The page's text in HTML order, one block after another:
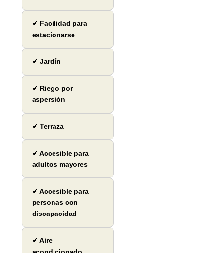
✔ Facilidad para
estacionarse
✔ Jardín
✔ Riego por
aspersión
✔ Terraza
✔ Accesible para
adultos mayores
✔ Accesible para
personas con
discapacidad
✔ Aire